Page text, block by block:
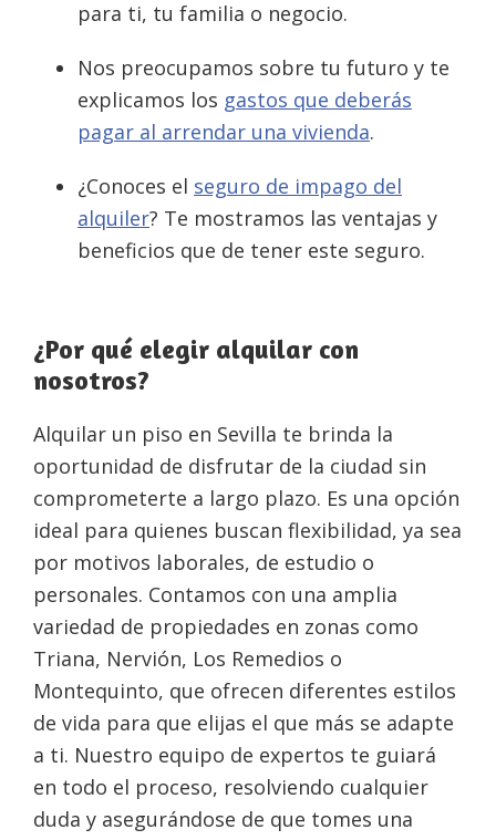
para ti, tu familia o negocio.
Nos preocupamos sobre tu futuro y te
explicamos los gastos que deberás
pagar al arrendar una vivienda.
¿Conoces el seguro de impago del
alquiler? Te mostramos las ventajas y
beneficios que de tener este seguro.
¿Por qué elegir alquilar con
nosotros?
Alquilar un piso en Sevilla te brinda la
oportunidad de disfrutar de la ciudad sin
comprometerte a largo plazo. Es una opción
ideal para quienes buscan flexibilidad, ya sea
por motivos laborales, de estudio o
personales. Contamos con una amplia
variedad de propiedades en zonas como
Triana, Nervión, Los Remedios o
Montequinto, que ofrecen diferentes estilos
de vida para que elijas el que más se adapte
a ti. Nuestro equipo de expertos te guiará
en todo el proceso, resolviendo cualquier
duda y asegurándose de que tomes una